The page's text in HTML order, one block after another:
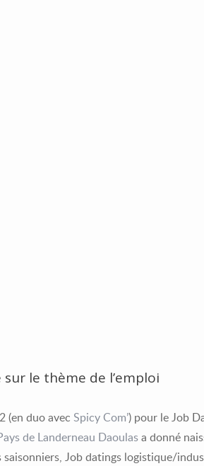
le thème de l’emploi
(en duo avec Spicy Com’) pour le Job
de Landerneau Daoulasa donné
saisonniers, Job datings logistique/